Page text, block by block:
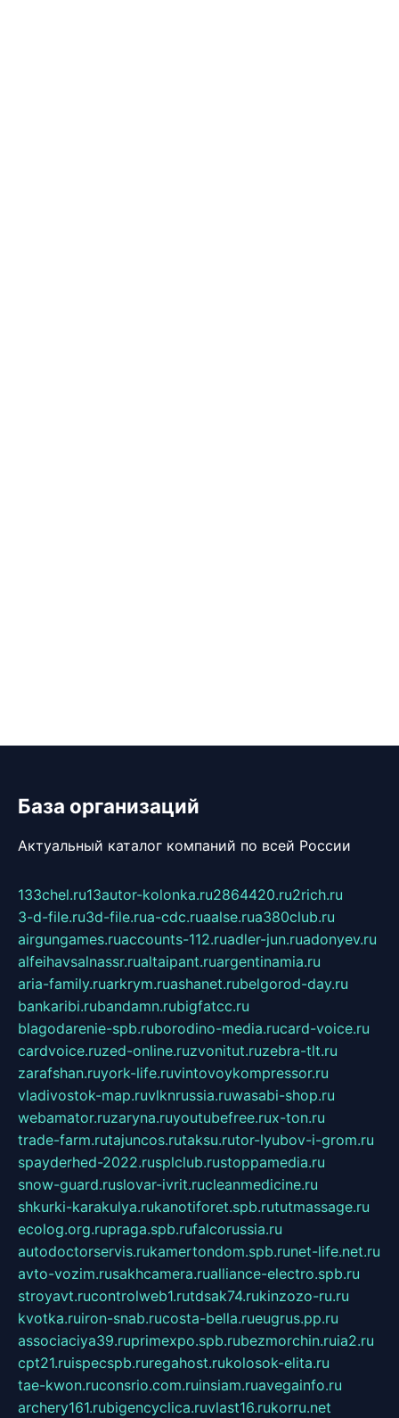
База организаций
Актуальный каталог компаний по всей России
133chel.ru13autor-kolonka.ru2864420.ru2rich.ru
3-d-file.ru3d-file.rua-cdc.ruaalse.rua380club.ru
airgungames.ruaccounts-112.ruadler-jun.ruadonyev.ru
alfeihavsalnassr.rualtaipant.ruargentinamia.ru
aria-family.ruarkrym.ruashanet.rubelgorod-day.ru
bankaribi.rubandamn.rubigfatcc.ru
blagodarenie-spb.ruborodino-media.rucard-voice.ru
cardvoice.ruzed-online.ruzvonitut.ruzebra-tlt.ru
zarafshan.ruyork-life.ruvintovoykompressor.ru
vladivostok-map.ruvlknrussia.ruwasabi-shop.ru
webamator.ruzaryna.ruyoutubefree.rux-ton.ru
trade-farm.rutajuncos.rutaksu.rutor-lyubov-i-grom.ru
spayderhed-2022.rusplclub.rustoppamedia.ru
snow-guard.ruslovar-ivrit.rucleanmedicine.ru
shkurki-karakulya.rukanotiforet.spb.rututmassage.ru
ecolog.org.rupraga.spb.rufalcorussia.ru
autodoctorservis.rukamertondom.spb.runet-life.net.ru
avto-vozim.rusakhcamera.rualliance-electro.spb.ru
stroyavt.rucontrolweb1.rutdsak74.rukinzozo-ru.ru
kvotka.ruiron-snab.rucosta-bella.rueugrus.pp.ru
associaciya39.ruprimexpo.spb.rubezmorchin.ruia2.ru
cpt21.ruispecspb.ruregahost.rukolosok-elita.ru
tae-kwon.ruconsrio.com.ruinsiam.ruavegainfo.ru
archery161.rubigencyclica.ruvlast16.rukorru.net